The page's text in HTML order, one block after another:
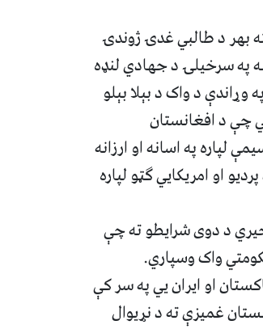
بهر د طالبي غدۍ ژوندۍ
په سرخیلۍ د جهادي لنډه
د واک د بېلا بېلو
چې د افغانستان
لپاره په اسانه او ارزانه
او امریکايي ګټو لپاره
د دوی شرایطو ته چې
واک وسپاري.
او ایران يي په سر کې
غمیزې ته د نړیوال